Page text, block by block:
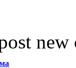
new